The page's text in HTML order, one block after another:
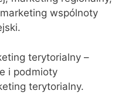
wspólnoty
terytorialny –
i podmioty
terytorialny.